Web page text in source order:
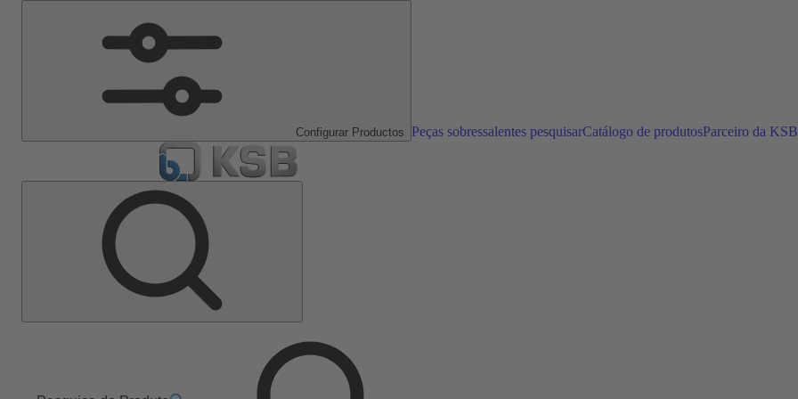
Configurar Productos Peças sobressalentes pesquisarCatálogo de produtosParceiro da KSB